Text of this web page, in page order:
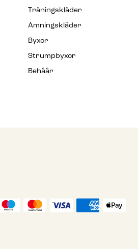
Träningskläder
Amningskläder
Byxor
Strumpbyxor
Behåår